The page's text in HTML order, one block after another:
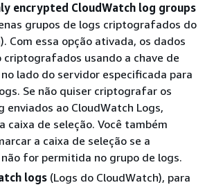
encrypted CloudWatch log groups
grupos de logs criptografados do
Com essa opção ativada, os dados
criptografados usando a chave de
lado do servidor especificada para
Se não quiser criptografar os
enviados ao CloudWatch Logs,
caixa de seleção. Você também
a caixa de seleção se a
for permitida no grupo de logs.
logs (Logs do CloudWatch), para